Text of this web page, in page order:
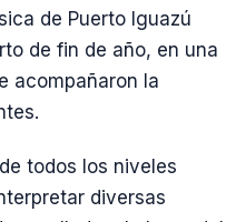
de Puerto Iguazú
de fin de año, en una
acompañaron la
todos los niveles
diversas